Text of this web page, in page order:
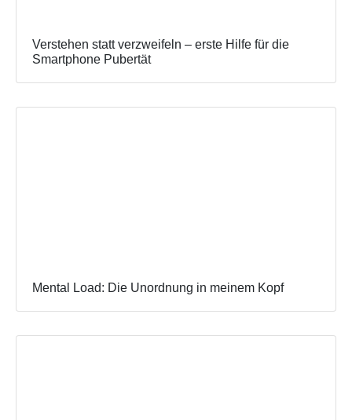
Verstehen statt verzweifeln – erste Hilfe für die
Smartphone Pubertät
Mental Load: Die Unordnung in meinem Kopf